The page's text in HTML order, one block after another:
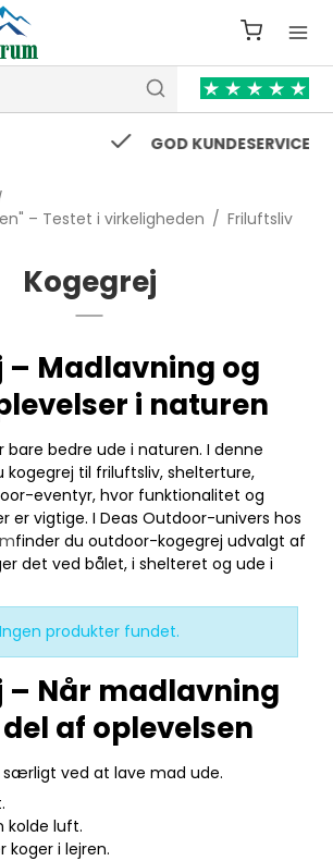
GOD KUNDESERVICE 24/7
– Testet i virkeligheden / Friluftsliv
Kogegrej
– Madlavning og
i naturen
bare bedre ude i naturen. I denne
kogegrej til friluftsliv, shelterture,
eventyr, hvor funktionalitet og
er vigtige. I Deas Outdoor-univers hos
finder du outdoor-kogegrej udvalgt af
det ved bålet, i shelteret og ude i
Ingen produkter fundet.
– Når madlavning
af oplevelsen
ved at lave mad ude.
kolde luft.
koger i lejren.